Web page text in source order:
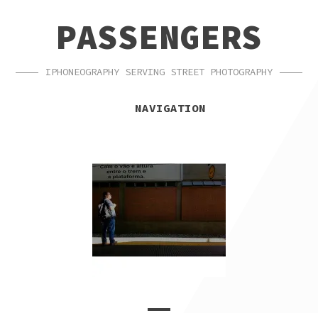
NAVIGATIONPASSENGERS
IPHONEOGRAPHY SERVING STREET PHOTOGRAPHY
NAVIGATION